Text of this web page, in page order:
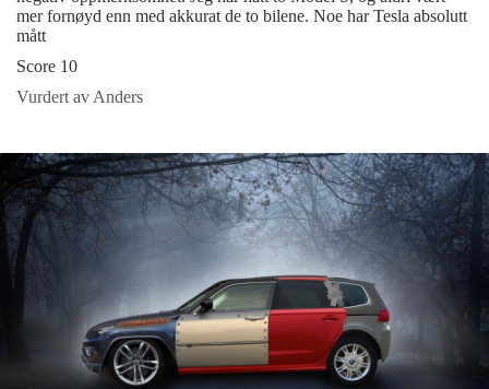
mer fornøyd enn med akkurat de to bilene. Noe har Tesla absolutt
mått
Score 10
Vurdert av Anders